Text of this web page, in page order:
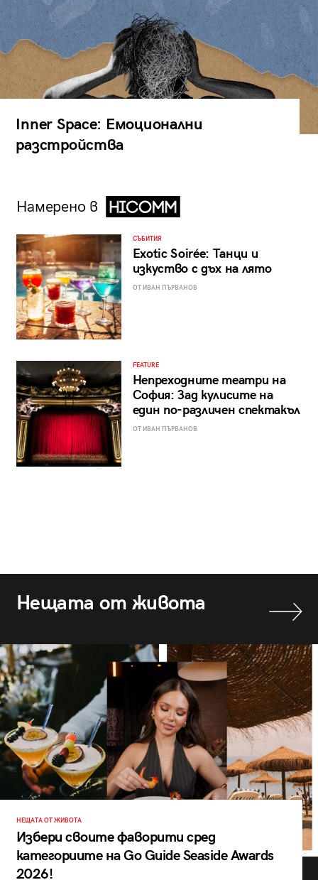
Inner Space: Емоционални
разстройства
Намерено в
СЪБИТИЯ
Exotic Soirée: Танци и
изкуство с дъх на лято
ОТ ИВАН ПЪРВАНОВ
FEATURE
Непреходните театри на
София: Зад кулисите на
един по-различен спектакъл
ОТ ИВАН ПЪРВАНОВ
Нещата от живота
НЕЩАТА ОТ ЖИВОТА
Избери своите фаворити сред
категориите на Go Guide Seaside Awards
2026!